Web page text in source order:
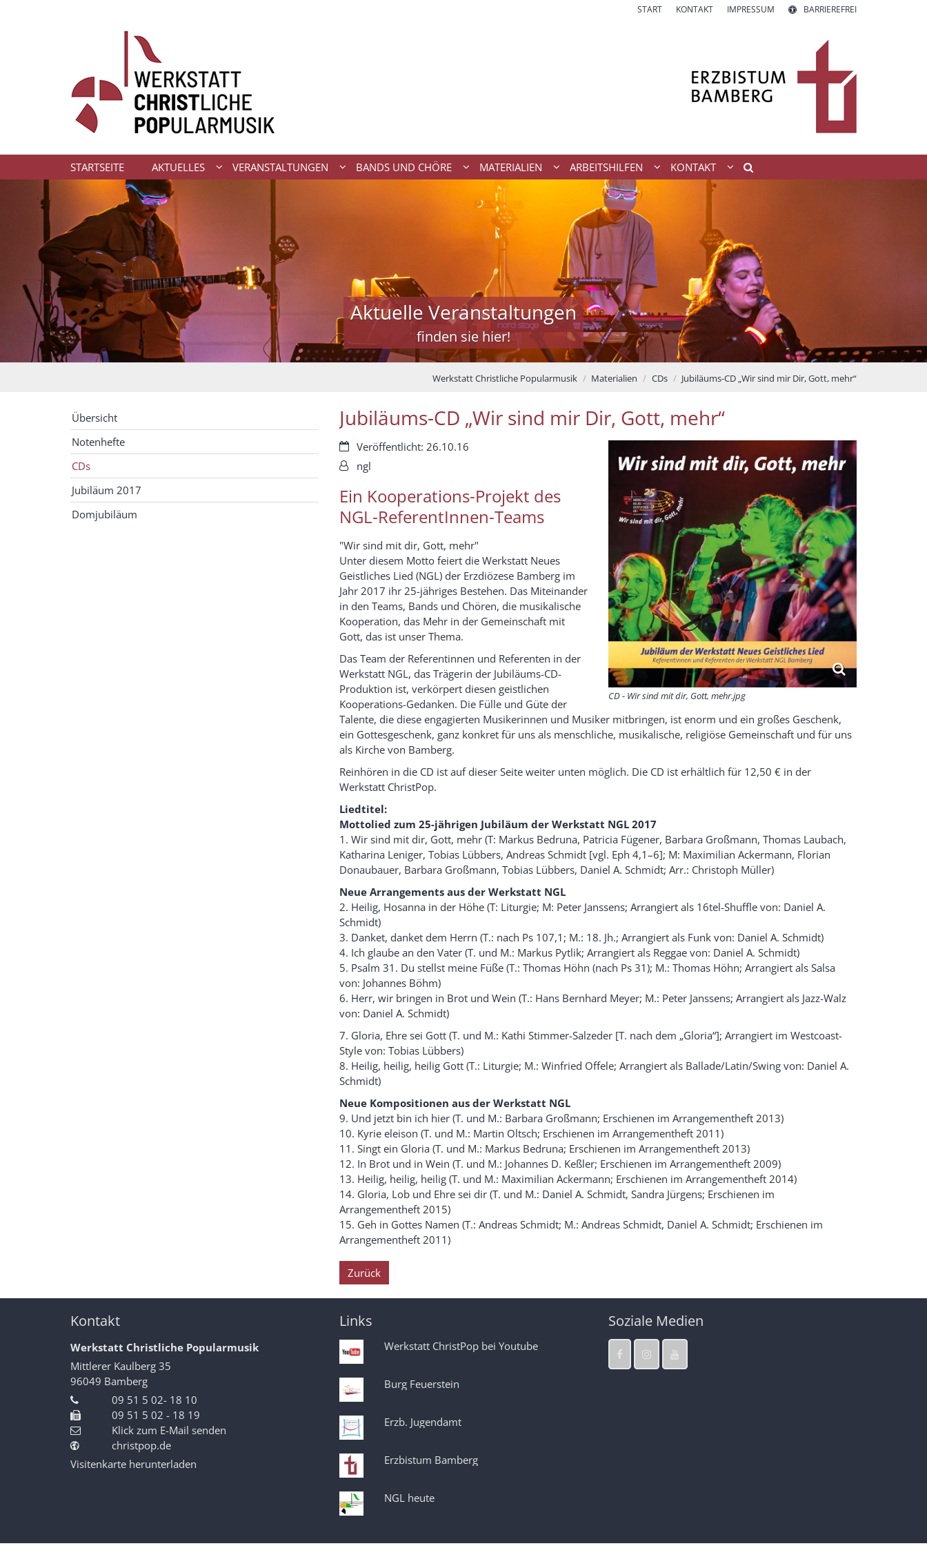
START KONTAKT IMPRESSUM BARRIEREFREI
STARTSEITE AKTUELLES VERANSTALTUNGEN BANDS UND CHÖRE MATERIALIEN ARBEITSHILFEN KONTAKT
Aktuelle Veranstaltungen
finden sie hier!
Werkstatt Christliche Popularmusik Materialien CDs Jubiläums-CD „Wir sind mir Dir, Gott, mehr“
Jubiläums-CD „Wir sind mir Dir, Gott, mehr“
CD - Wir sind mit dir, Gott, mehr.jpg
Datum:Veröffentlicht: 26.10.16
Von:ngl
Ein Kooperations-Projekt des
NGL-ReferentInnen-Teams
"Wir sind mit dir, Gott, mehr"
Unter diesem Motto feiert die Werkstatt Neues
Geistliches Lied (NGL) der Erzdiözese Bamberg im
Jahr 2017 ihr 25-jähriges Bestehen. Das Miteinander
in den Teams, Bands und Chören, die musikalische
Kooperation, das Mehr in der Gemeinschaft mit
Gott, das ist unser Thema.
Das Team der Referentinnen und Referenten in der
Werkstatt NGL, das Trägerin der Jubiläums-CD-
Produktion ist, verkörpert diesen geistlichen
Kooperations-Gedanken. Die Fülle und Güte der
Talente, die diese engagierten Musikerinnen und Musiker mitbringen, ist enorm und ein großes Geschenk,
ein Gottesgeschenk, ganz konkret für uns als menschliche, musikalische, religiöse Gemeinschaft und für uns
als Kirche von Bamberg.
Reinhören in die CD ist auf dieser Seite weiter unten möglich. Die CD ist erhältlich für 12,50 € in der
Werkstatt ChristPop.
Liedtitel:
Mottolied zum 25-jährigen Jubiläum der Werkstatt NGL 2017
1. Wir sind mit dir, Gott, mehr (T: Markus Bedruna, Patricia Fügener, Barbara Großmann, Thomas Laubach,
Katharina Leniger, Tobias Lübbers, Andreas Schmidt [vgl. Eph 4,1–6]; M: Maximilian Ackermann, Florian
Donaubauer, Barbara Großmann, Tobias Lübbers, Daniel A. Schmidt; Arr.: Christoph Müller)
Neue Arrangements aus der Werkstatt NGL
2. Heilig, Hosanna in der Höhe (T: Liturgie; M: Peter Janssens; Arrangiert als 16tel-Shuffle von: Daniel A.
Schmidt)
3. Danket, danket dem Herrn (T.: nach Ps 107,1; M.: 18. Jh.; Arrangiert als Funk von: Daniel A. Schmidt)
4. Ich glaube an den Vater (T. und M.: Markus Pytlik; Arrangiert als Reggae von: Daniel A. Schmidt)
5. Psalm 31. Du stellst meine Füße (T.: Thomas Höhn (nach Ps 31); M.: Thomas Höhn; Arrangiert als Salsa
von: Johannes Böhm)
6. Herr, wir bringen in Brot und Wein (T.: Hans Bernhard Meyer; M.: Peter Janssens; Arrangiert als Jazz-Walz
von: Daniel A. Schmidt)
7. Gloria, Ehre sei Gott (T. und M.: Kathi Stimmer-Salzeder [T. nach dem „Gloria“]; Arrangiert im Westcoast-
Style von: Tobias Lübbers)
8. Heilig, heilig, heilig Gott (T.: Liturgie; M.: Winfried Offele; Arrangiert als Ballade/Latin/Swing von: Daniel A.
Schmidt)
Neue Kompositionen aus der Werkstatt NGL
9. Und jetzt bin ich hier (T. und M.: Barbara Großmann; Erschienen im Arrangementheft 2013)
10. Kyrie eleison (T. und M.: Martin Oltsch; Erschienen im Arrangementheft 2011)
11. Singt ein Gloria (T. und M.: Markus Bedruna; Erschienen im Arrangementheft 2013)
12. In Brot und in Wein (T. und M.: Johannes D. Keßler; Erschienen im Arrangementheft 2009)
13. Heilig, heilig, heilig (T. und M.: Maximilian Ackermann; Erschienen im Arrangementheft 2014)
14. Gloria, Lob und Ehre sei dir (T. und M.: Daniel A. Schmidt, Sandra Jürgens; Erschienen im
Arrangementheft 2015)
15. Geh in Gottes Namen (T.: Andreas Schmidt; M.: Andreas Schmidt, Daniel A. Schmidt; Erschienen im
Arrangementheft 2011)
Zurück
Übersicht
Notenhefte
CDs
Jubiläum 2017
Domjubiläum
Kontakt
Werkstatt Christliche Popularmusik
Mittlerer Kaulberg 35
96049 Bamberg
09 51 5 02- 18 10
09 51 5 02 - 18 19
Klick zum E-Mail senden
christpop.de
Visitenkarte herunterladen
Links
Werkstatt ChristPop bei Youtube
Burg Feuerstein
Erzb. Jugendamt
Erzbistum Bamberg
NGL heute
Soziale Medien